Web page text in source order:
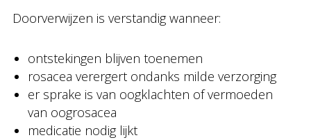
Doorverwijzen is verstandig wanneer:
ontstekingen blijven toenemen
rosacea verergert ondanks milde verzorging
er sprake is van oogklachten of vermoeden
van oogrosacea
medicatie nodig lijkt